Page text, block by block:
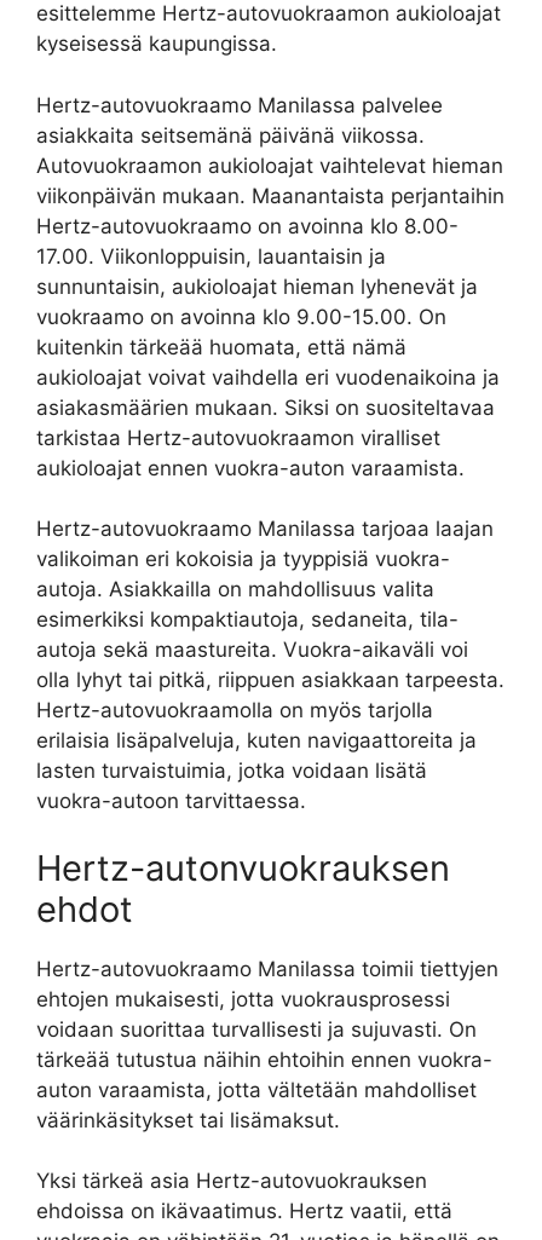
esittelemme Hertz-autovuokraamon aukioloajat
kyseisessä kaupungissa.
Hertz-autovuokraamo Manilassa palvelee
asiakkaita seitsemänä päivänä viikossa.
Autovuokraamon aukioloajat vaihtelevat hieman
viikonpäivän mukaan. Maanantaista perjantaihin
Hertz-autovuokraamo on avoinna klo 8.00-
17.00. Viikonloppuisin, lauantaisin ja
sunnuntaisin, aukioloajat hieman lyhenevät ja
vuokraamo on avoinna klo 9.00-15.00. On
kuitenkin tärkeää huomata, että nämä
aukioloajat voivat vaihdella eri vuodenaikoina ja
asiakasmäärien mukaan. Siksi on suositeltavaa
tarkistaa Hertz-autovuokraamon viralliset
aukioloajat ennen vuokra-auton varaamista.
Hertz-autovuokraamo Manilassa tarjoaa laajan
valikoiman eri kokoisia ja tyyppisiä vuokra-
autoja. Asiakkailla on mahdollisuus valita
esimerkiksi kompaktiautoja, sedaneita, tila-
autoja sekä maastureita. Vuokra-aikaväli voi
olla lyhyt tai pitkä, riippuen asiakkaan tarpeesta.
Hertz-autovuokraamolla on myös tarjolla
erilaisia lisäpalveluja, kuten navigaattoreita ja
lasten turvaistuimia, jotka voidaan lisätä
vuokra-autoon tarvittaessa.
Hertz-autonvuokrauksen
ehdot
Hertz-autovuokraamo Manilassa toimii tiettyjen
ehtojen mukaisesti, jotta vuokrausprosessi
voidaan suorittaa turvallisesti ja sujuvasti. On
tärkeää tutustua näihin ehtoihin ennen vuokra-
auton varaamista, jotta vältetään mahdolliset
väärinkäsitykset tai lisämaksut.
Yksi tärkeä asia Hertz-autovuokrauksen
ehdoissa on ikävaatimus. Hertz vaatii, että